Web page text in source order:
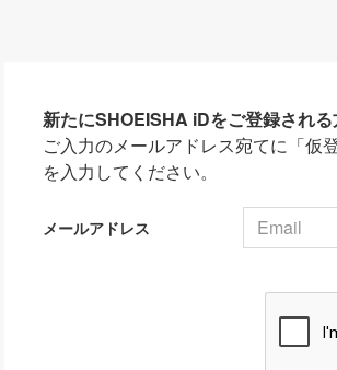
新たにSHOEISHA iDをご登録され
ご入力のメールアドレス宛てに「仮
を入力してください。
メールアドレス